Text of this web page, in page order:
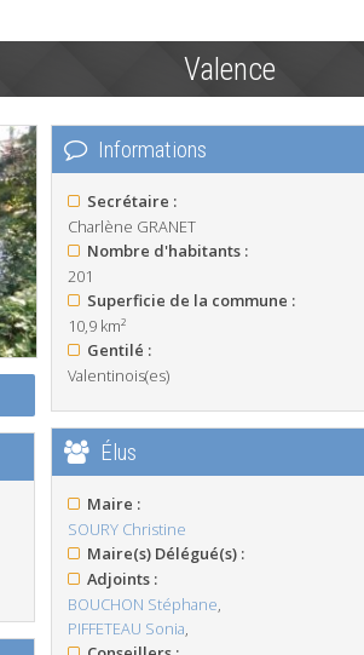
Valence
Informations
Secrétaire :
Charlène GRANET
Nombre d'habitants :
201
Superficie de la commune :
10,9 km²
Gentilé :
Valentinois(es)
Élus
Maire :
SOURY Christine
Maire(s) Délégué(s) :
Adjoints :
BOUCHON Stéphane,
PIFFETEAU Sonia,